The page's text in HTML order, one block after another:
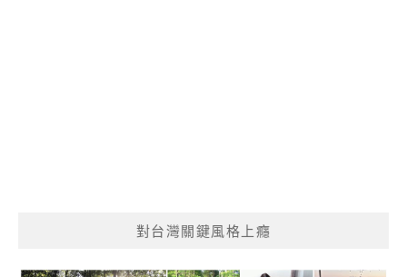
對台灣關鍵風格上癮